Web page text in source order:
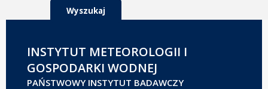
INSTYTUT METEOROLOGII I
GOSPODARKI WODNEJ
PAŃSTWOWY INSTYTUT BADAWCZY